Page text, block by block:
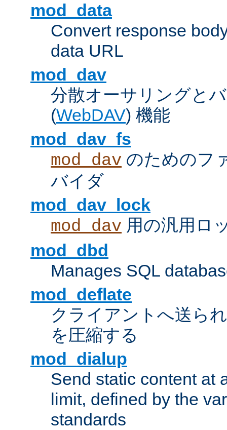
mod_data
Convert response
data URL
mod_dav
分散オーサリングと
(WebDAV) 機能
mod_dav_fs
mod_dav のためのフ
バイダ
mod_dav_lock
mod_dav 用の汎用ロ
mod_dbd
Manages SQL
mod_deflate
クライアントへ送ら
を圧縮する
mod_dialup
Send static content at
limit, defined by the
standards